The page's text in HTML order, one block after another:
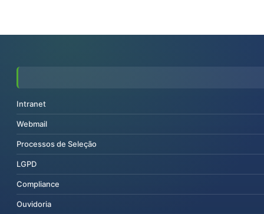
Intranet
Webmail
Processos de Seleção
LGPD
Compliance
Ouvidoria